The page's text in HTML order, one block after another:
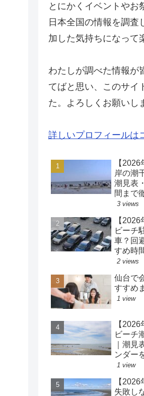
とにかくイベントやお
日本全国の情報を調査
加した気持ちになって
わたしが調べた情報が
てばと思い、このサイ
た。よろしくお願いし
詳しいプロフィールは
【
岸の潮
潮見表
間まで
3 views
【
ビーチ
車？回
すめ時
2 views
仙台で
すすめ
1 view
【
ビーチ
｜潮見
ンダー
1 view
【
失敗し